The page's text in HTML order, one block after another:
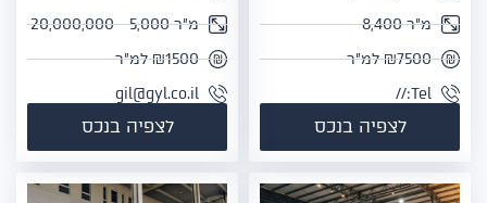
מ"ר 8,400
₪7500 למ"ר
Tel://
לצפיה בנכס
מ"ר 5,000 - 20,000,000
₪1500 למ"ר
gil@gyl.co.il
לצפיה בנכס